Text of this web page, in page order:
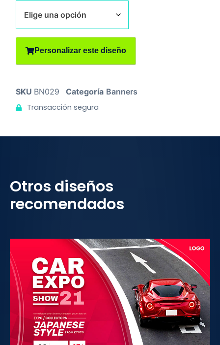
Personalizar este diseño
SKU BN029 Categoría Banners
Transacción segura
Otros diseños
recomendados